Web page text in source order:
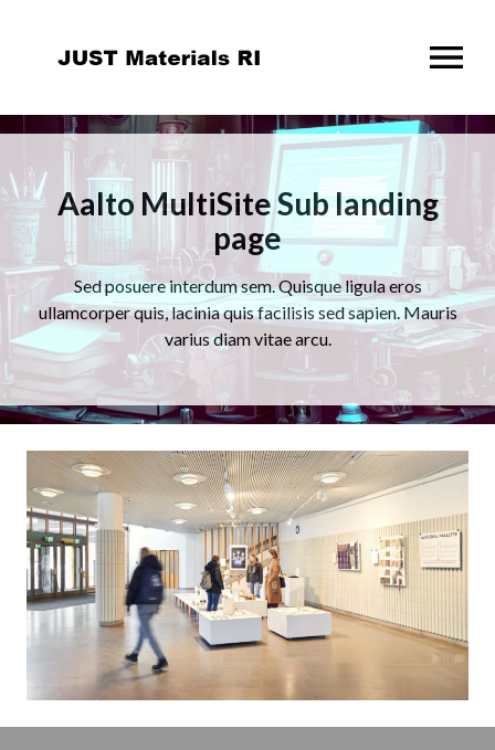
Aalto MultiSite Sub landing
page
Sed posuere interdum sem. Quisque ligula eros
ullamcorper quis, lacinia quis facilisis sed sapien. Mauris
varius diam vitae arcu.